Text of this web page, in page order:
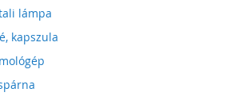
lámpa
kapszula